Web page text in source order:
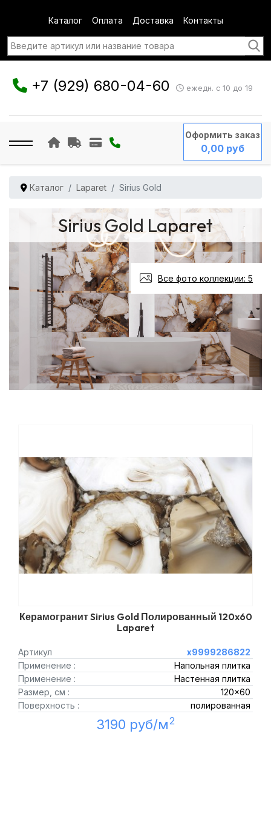
Каталог Оплата Доставка Контакты
+7 (929) 680-04-60 ежедн. с 10 до 19
Оформить заказ
0,00 руб
Каталог Laparet Sirius Gold
Sirius Gold Laparet
Все фото коллекции: 5
Керамогранит Sirius Gold Полированный 120x60
Laparet
Артикул
х9999286822
Применение :
Напольная плитка
Применение :
Настенная плитка
Размер, см :
120x60
Поверхность :
полированная
3190 руб/м2